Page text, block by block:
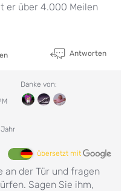
er über 4.000 Meilen
Antworten
Danke von:
übersetzt mit
an der Tür und fragen
Sagen Sie ihm,